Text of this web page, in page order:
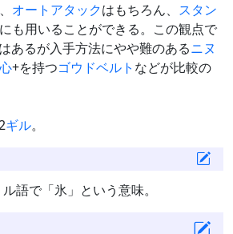
オートアタックはもちろん、 スタン
も用いることができる。この観点で
あるが入手方法にやや難のあるニヌ
+を持つゴウドベルト などが比較の
ギル。
語で「氷」という意味。